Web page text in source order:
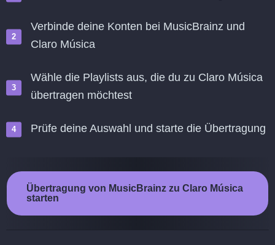
Verbinde deine Konten bei MusicBrainz und
Claro Música
Wähle die Playlists aus, die du zu Claro Música
übertragen möchtest
Prüfe deine Auswahl und starte die Übertragung
Übertragung von MusicBrainz zu Claro Música
starten